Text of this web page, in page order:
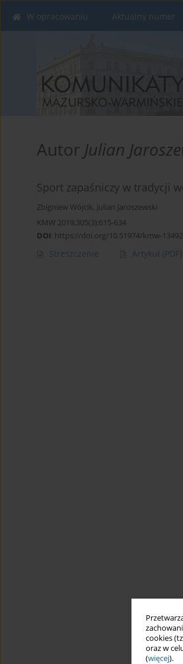
cookies
oraz w
(więcej).
W opracowaniu Aktualny numer
Autor Julian
Sport zapaśniczy w tradycji
Zbigniew Wójcik, Julian Jaroszewski
KMW 2019;305(3):615-634
DOI: https://doi.org/10.51974/kmw-
Streszczenie Artykuł (PDF)